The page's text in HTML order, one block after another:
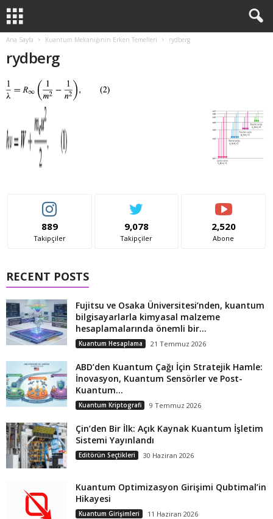
Ana Sayfa Kuantum Mekaniğinin Erken Temelleri rydberg
rydberg
889
Takipçiler
9,078
Takipçiler
2,520
Abone
RECENT POSTS
Fujitsu ve Osaka Üniversitesi’nden, kuantum
bilgisayarlarla kimyasal malzeme
hesaplamalarında önemli bir...
Kuantum Hesaplama 21 Temmuz 2026
ABD’den Kuantum Çağı İçin Stratejik Hamle:
İnovasyon, Kuantum Sensörler ve Post-
Kuantum...
Kuantum Kriptografi 9 Temmuz 2026
Çin’den Bir İlk: Açık Kaynak Kuantum İşletim
Sistemi Yayınlandı
Editörün Seçtikleri 30 Haziran 2026
Kuantum Optimizasyon Girişimi Qubtimal’in
Hikayesi
Kuantum Girişimleri 11 Haziran 2026